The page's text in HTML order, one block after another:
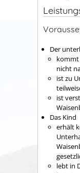
Der
kommt
nicht
ist zu
ist
Das Kind
erhält
lebt in